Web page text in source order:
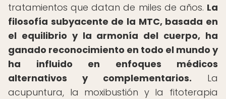
tratamientos que datan de miles de años. La
filosofía subyacente de la MTC, basada en
el equilibrio y la armonía del cuerpo, ha
ganado reconocimiento en todo el mundo y
ha influido en enfoques médicos
alternativos y complementarios. La
acupuntura, la moxibustión y la fitoterapia